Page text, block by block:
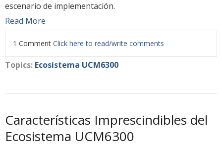
escenario de implementación.
Read More
1 Comment Click here to read/write comments
Topics: Ecosistema UCM6300
Características Imprescindibles del
Ecosistema UCM6300